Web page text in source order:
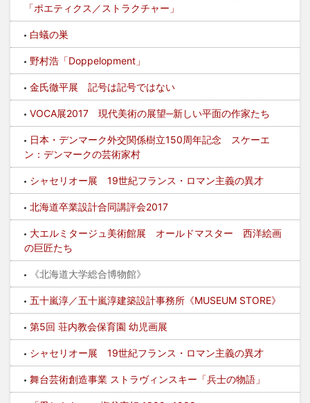
「ポエティクス／ストラクチャー」
白蟻の巣
野村浩「Doppelopment」
金氏徹平展 記号は記号ではない
VOCA展2017 現代美術の展望─新しい平面の作家たち
日本・デンマーク外交関係樹立150周年記念 スケーエ
ン：デンマークの芸術家村
シャセリオー展 19世紀フランス・ロマン主義の異才
北海道卒業設計合同講評会2017
大エルミタージュ美術館展 オールドマスター 西洋絵画
の巨匠たち
《北海道大学総合博物館》
五十嵐淳／五十嵐淳建築設計事務所《MUSEUM STORE》
第5回 荘内教会保育園 幼児画展
シャセリオー展 19世紀フランス・ロマン主義の異才
舞台芸術創造事業 ストラヴィンスキー「兵士の物語」